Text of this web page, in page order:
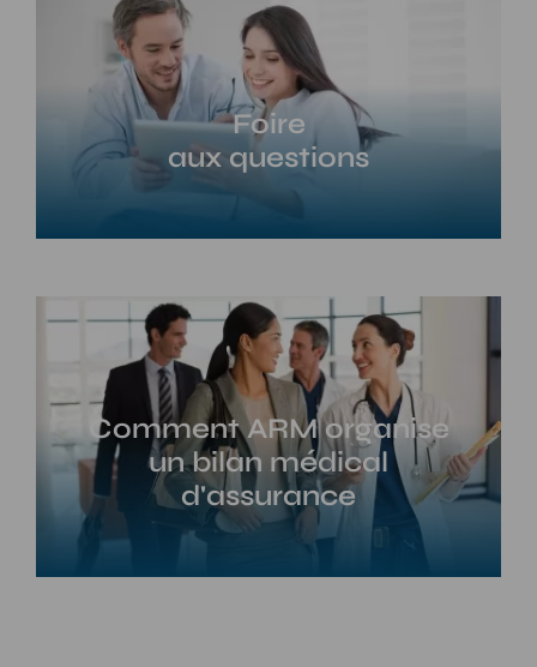
Foire
aux questions
Comment ARM organise
un bilan médical
d'assurance